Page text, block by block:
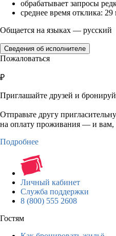
обрабатывает запросы
среднее время отклика:
Общается на языках — русский
Сведения об исполнителе
Пожаловаться
₽
Приглашайте друзей и
Отправьте другу
на оплату проживания — и вам,
Подробнее
Личный кабинет
Служба поддержки
8 (800) 555 2608
Гостям